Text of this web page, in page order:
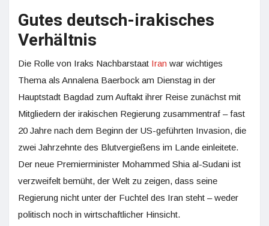
Gutes deutsch-irakisches
Verhältnis
Die Rolle von Iraks Nachbarstaat Iran war wichtiges
Thema als Annalena Baerbock am Dienstag in der
Hauptstadt Bagdad zum Auftakt ihrer Reise zunächst mit
Mitgliedern der irakischen Regierung zusammentraf – fast
20 Jahre nach dem Beginn der US-geführten Invasion, die
zwei Jahrzehnte des Blutvergießens im Lande einleitete.
Der neue Premierminister Mohammed Shia al-Sudani ist
verzweifelt bemüht, der Welt zu zeigen, dass seine
Regierung nicht unter der Fuchtel des Iran steht – weder
politisch noch in wirtschaftlicher Hinsicht.